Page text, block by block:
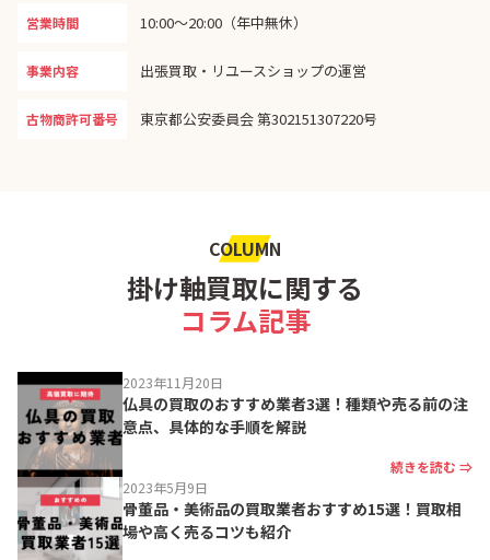
営業時間 10:00〜20:00（年中無休）
事業内容 出張買取・リユースショップの運営
古物商許可番号 東京都公安委員会 第302151307220号
COLUMN
掛け軸買取に関する
コラム記事
2023年11月20日
仏具の買取のおすすめ業者3選！種類や売る前の注
意点、具体的な手順を解説
続きを読む ⇒
2023年5月9日
骨董品・美術品の買取業者おすすめ15選！買取相
場や高く売るコツも紹介